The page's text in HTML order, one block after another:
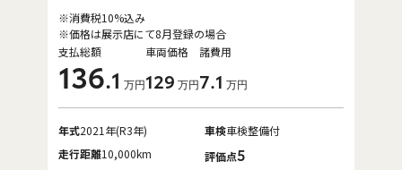
支払総額
136.1 万円
車両価格
129 万円
諸費用
7.1 万円
※消費税10%込み
※価格は展示店にて8月登録の場合
年式2021年(R3年) 車検車検整備付
走行距離10,000km 評価点5